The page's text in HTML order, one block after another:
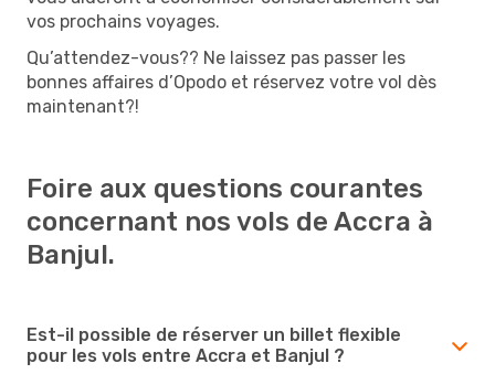
vos prochains voyages.
Qu’attendez-vous?? Ne laissez pas passer les
bonnes affaires d’Opodo et réservez votre vol dès
maintenant?!
Foire aux questions courantes
concernant nos vols de Accra à
Banjul.
Est-il possible de réserver un billet flexible
pour les vols entre Accra et Banjul ?